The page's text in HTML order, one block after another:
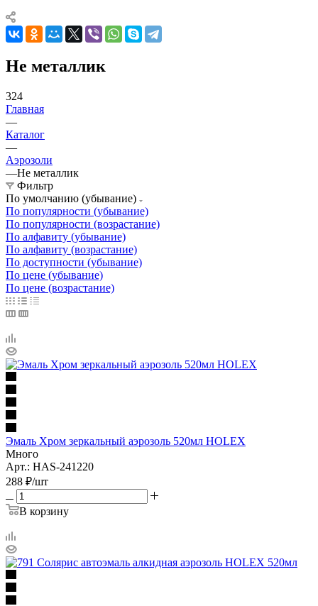
Не металлик
324
Главная
—
Каталог
—
Аэрозоли
—Не металлик
Фильтр
По умолчанию (убывание)
По популярности (убывание)
По популярности (возрастание)
По алфавиту (убывание)
По алфавиту (возрастание)
По доступности (убывание)
По цене (убывание)
По цене (возрастание)
Эмаль Хром зеркальный аэрозоль 520мл HOLEX
Много
Арт.: HAS-241220
288 ₽/шт
В корзину